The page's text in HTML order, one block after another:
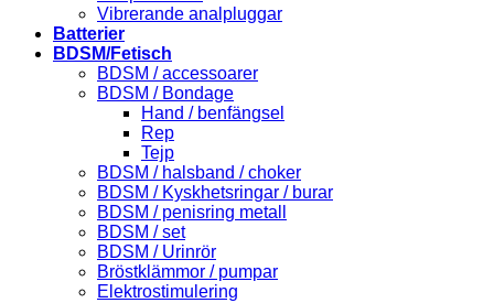
Vibrerande analpluggar
Batterier
BDSM/Fetisch
BDSM / accessoarer
BDSM / Bondage
Hand / benfängsel
Rep
Tejp
BDSM / halsband / choker
BDSM / Kyskhetsringar / burar
BDSM / penisring metall
BDSM / set
BDSM / Urinrör
Bröstklämmor / pumpar
Elektrostimulering